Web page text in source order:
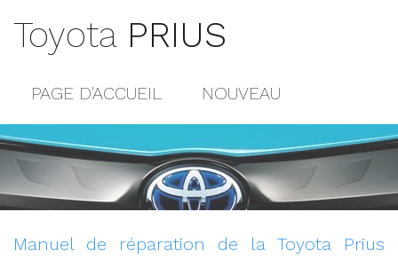
Toyota PRIUS
PAGE D'ACCUEIL NOUVEAU
POPULAIRE
CONTACTS
Manuel de réparation de la Toyota Prius